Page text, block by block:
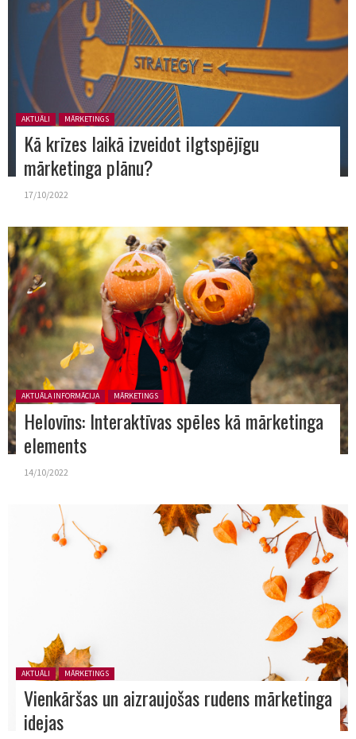
Posted in:
AKTUĀLI MĀRKETINGS
Kā krīzes laikā izveidot ilgtspējīgu
mārketinga plānu?
17/10/2022
Posted in:
AKTUĀLA INFORMĀCIJA MĀRKETINGS
Helovīns: Interaktīvas spēles kā mārketinga
elements
14/10/2022
Posted in:
AKTUĀLI MĀRKETINGS
Vienkāršas un aizraujošas rudens mārketinga
idejas